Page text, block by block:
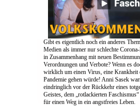
Gibt es eigentlich noch ein anderes
Medien als immer nur schlechte
in Zusammenhang mit neuen
Verordnungen und Verbote? Wenn es
wirklich um einen Virus, eine Krankheit
Pandemie gehen würde! Anni Sasek
eindringlich vor der Rückkehr eines
Geistes, dem „rotlackierten
für einen Weg in ein angstfreies Leben.